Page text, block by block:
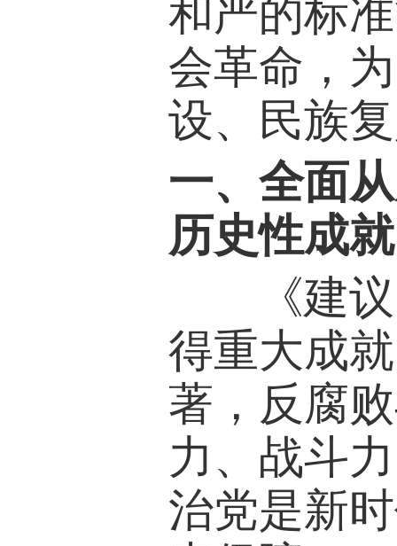
和严的标
会革命，
设、民族
一、全面
历史性成
《建议
得重大成
著，反腐
力、战斗
治党是新